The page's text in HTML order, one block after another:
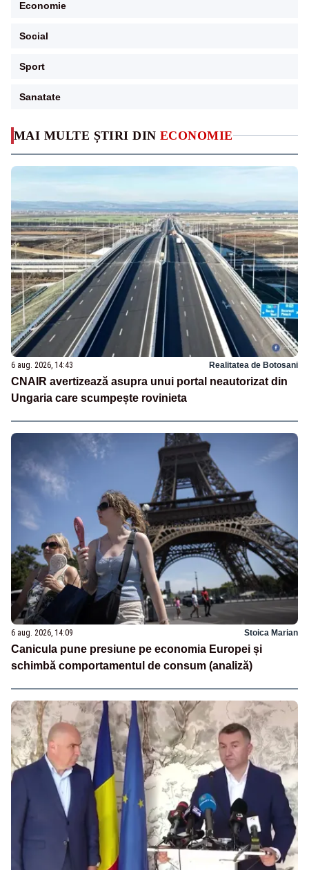
MAI MULTE ȘTIRI DIN ECONOMIE
6 aug. 2026, 14:43 Realitatea de Botosani
CNAIR avertizează asupra unui portal neautorizat din
Ungaria care scumpește rovinieta
6 aug. 2026, 14:09 Stoica Marian
Canicula pune presiune pe economia Europei și
schimbă comportamentul de consum (analiză)
Economie
Social
Sport
Sanatate